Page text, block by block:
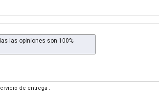
las opiniones son 100%
de entrega .